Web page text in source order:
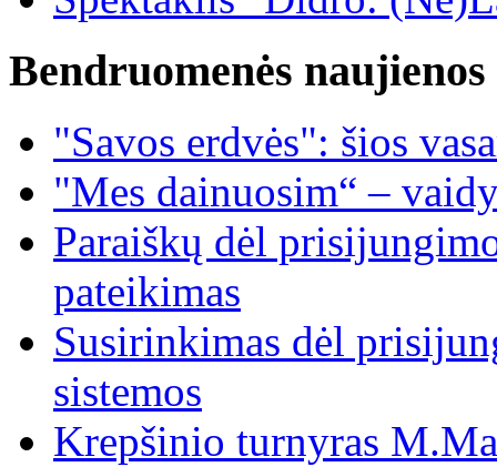
Bendruomenės naujienos
"Savos erdvės": šios
"Mes dainuosim“ –
Paraiškų dėl
pateikimas
Susirinkimas dėl
sistemos
Krepšinio turnyras